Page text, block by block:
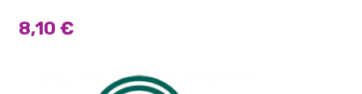
8,10 €